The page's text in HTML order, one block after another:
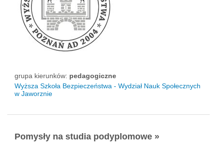
grupa kierunków: pedagogiczne
Wyższa Szkoła Bezpieczeństwa - Wydział Nauk Społecznych
w Jaworznie
Pomysły na studia podyplomowe »